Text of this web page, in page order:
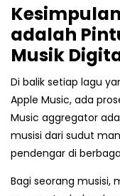
adalah
Musik
Di balik setiap lagu
Apple Music, ada
Music aggregator
musisi dari sudut
pendengar di
Bagi seorang